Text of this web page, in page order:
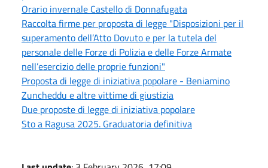
Orario invernale Castello di Donnafugata
Raccolta firme per proposta di legge "Disposizioni per il
superamento dell’Atto Dovuto e per la tutela del
personale delle Forze di Polizia e delle Forze Armate
nell’esercizio delle proprie funzioni"
Proposta di legge di iniziativa popolare - Beniamino
Zuncheddu e altre vittime di giustizia
Due proposte di legge di iniziativa popolare
Sto a Ragusa 2025. Graduatoria definitiva